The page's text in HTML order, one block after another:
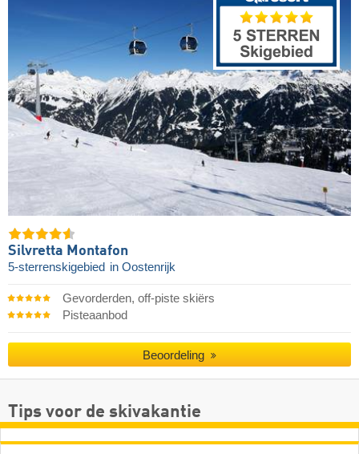
Silvretta Montafon
5-sterrenskigebied in Oostenrijk
Gevorderden, off-piste skiërs
Pisteaanbod
Beoordeling
Tips voor de skivakantie